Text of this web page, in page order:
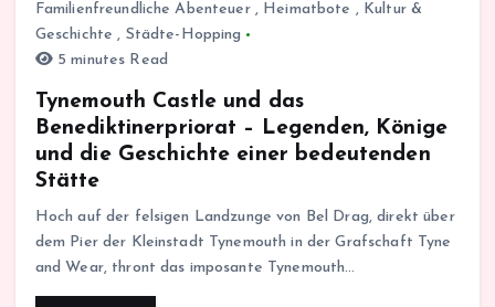
Familienfreundliche Abenteuer, Heimatbote , Kultur &
Geschichte , Städte-Hopping
5 minutes Read
Tynemouth Castle und das
Benediktinerpriorat – Legenden, Könige
und die Geschichte einer bedeutenden
Stätte
Hoch auf der felsigen Landzunge von Bel Drag, direkt über
dem Pier der Kleinstadt Tynemouth in der Grafschaft Tyne
and Wear, thront das imposante Tynemouth…